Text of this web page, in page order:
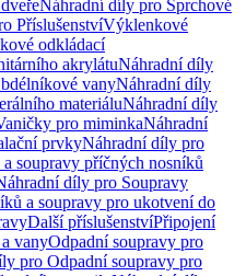
Náhradní díly pro Sprchové
PříslušenstvíVýklenkové
odkládací
akrylátuNáhradní díly
vanyNáhradní díly
materiáluNáhradní díly
pro miminkaNáhradní
prvkyNáhradní díly pro
soupravy příčných nosníků
díly pro Soupravy
a soupravy pro ukotvení do
Další příslušenstvíPřipojení
vanyOdpadní soupravy pro
pro Odpadní soupravy pro